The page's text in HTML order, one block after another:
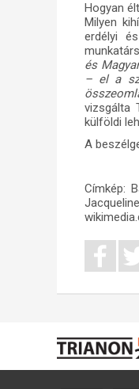
Hogyan
Milyen
erdélyi
és
– el a
vizsgálta
külföldi
A
Címkép: